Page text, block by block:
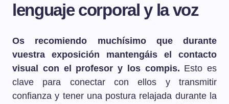
lenguaje corporal y la voz
Os recomiendo muchísimo que durante
vuestra exposición mantengáis el contacto
visual con el profesor y los compis. Esto es
clave para conectar con ellos y transmitir
confianza y tener una postura relajada durante la